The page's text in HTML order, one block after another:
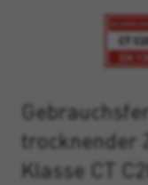
trocknender
Klasse CT